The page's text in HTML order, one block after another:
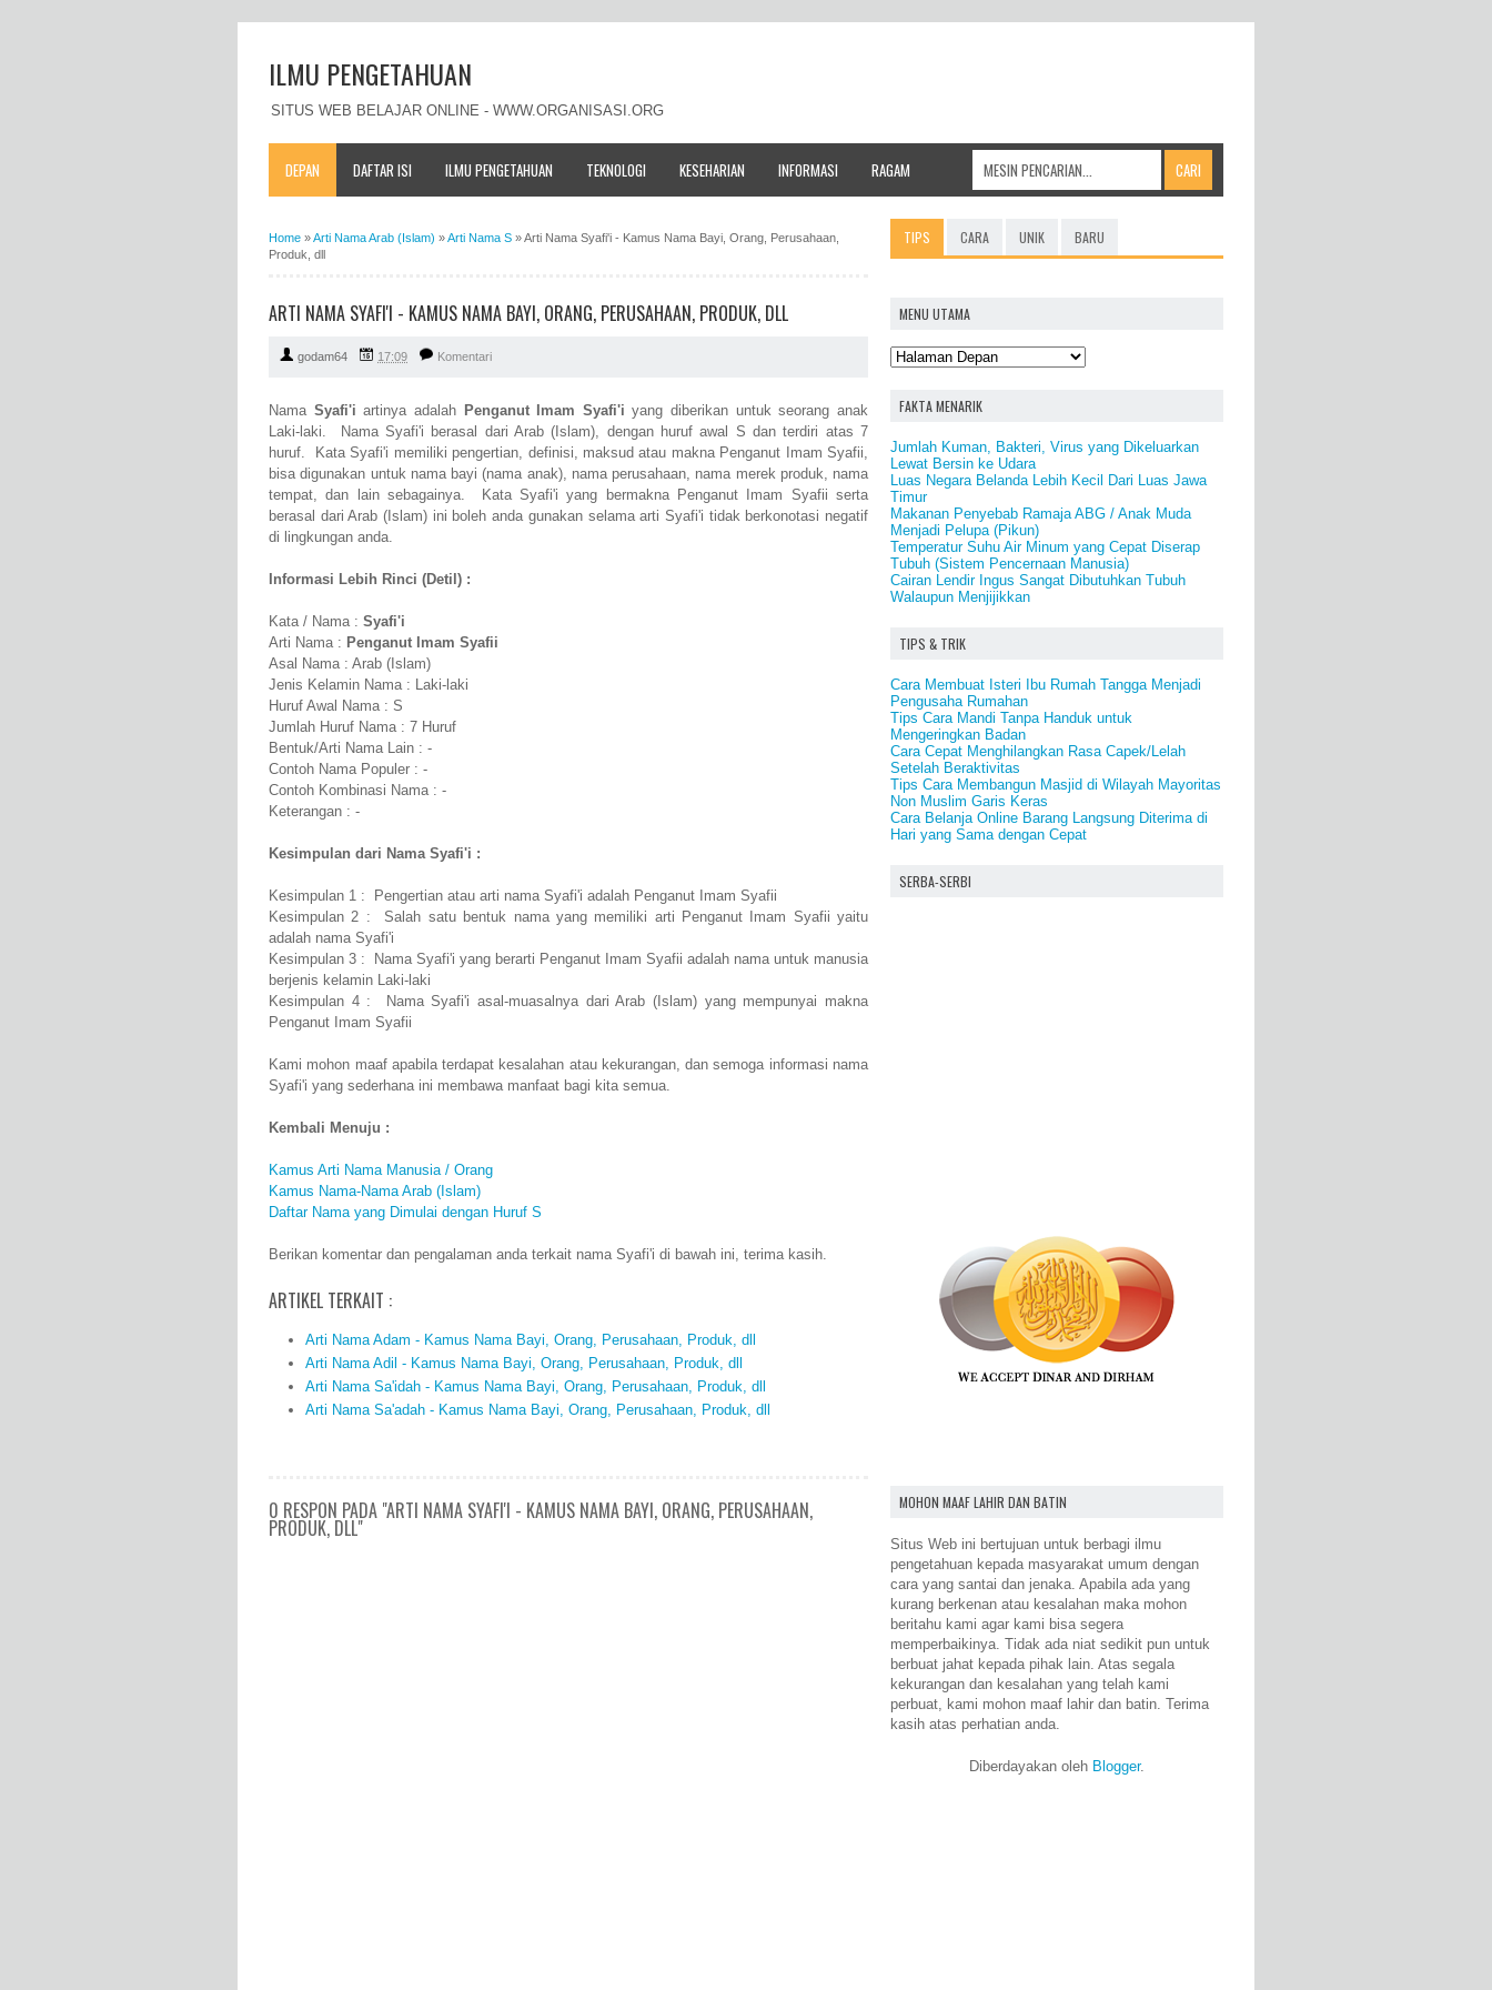
ILMU PENGETAHUAN
SITUS WEB BELAJAR ONLINE - WWW.ORGANISASI.ORG
DEPAN DAFTAR ISI ILMU PENGETAHUAN TEKNOLOGI KESEHARIAN INFORMASI RAGAM
Home »Arti Nama Arab (Islam) »Arti Nama S »Arti Nama Syafi'i - Kamus Nama Bayi, Orang, Perusahaan,
Produk, dll
ARTI NAMA SYAFI'I - KAMUS NAMA BAYI, ORANG, PERUSAHAAN, PRODUK, DLL
godam64 17:09 Komentari
Nama Syafi'i artinya adalah Penganut Imam Syafi'i yang diberikan untuk seorang anak
Laki-laki. Nama Syafi'i berasal dari Arab (Islam), dengan huruf awal S dan terdiri atas 7
huruf. Kata Syafi'i memiliki pengertian, definisi, maksud atau makna Penganut Imam Syafii,
bisa digunakan untuk nama bayi (nama anak), nama perusahaan, nama merek produk, nama
tempat, dan lain sebagainya. Kata Syafi'i yang bermakna Penganut Imam Syafii serta
berasal dari Arab (Islam) ini boleh anda gunakan selama arti Syafi'i tidak berkonotasi negatif
di lingkungan anda.
Informasi Lebih Rinci (Detil) :
Kata / Nama : Syafi'i
Arti Nama : Penganut Imam Syafii
Asal Nama : Arab (Islam)
Jenis Kelamin Nama : Laki-laki
Huruf Awal Nama : S
Jumlah Huruf Nama : 7 Huruf
Bentuk/Arti Nama Lain : -
Contoh Nama Populer : -
Contoh Kombinasi Nama : -
Keterangan : -
Kesimpulan dari Nama Syafi'i :
Kesimpulan 1 : Pengertian atau arti nama Syafi'i adalah Penganut Imam Syafii
Kesimpulan 2 : Salah satu bentuk nama yang memiliki arti Penganut Imam Syafii yaitu
adalah nama Syafi'i
Kesimpulan 3 : Nama Syafi'i yang berarti Penganut Imam Syafii adalah nama untuk manusia
berjenis kelamin Laki-laki
Kesimpulan 4 : Nama Syafi'i asal-muasalnya dari Arab (Islam) yang mempunyai makna
Penganut Imam Syafii
Kami mohon maaf apabila terdapat kesalahan atau kekurangan, dan semoga informasi nama
Syafi'i yang sederhana ini membawa manfaat bagi kita semua.
Kembali Menuju :
Kamus Arti Nama Manusia / Orang
Kamus Nama-Nama Arab (Islam)
Daftar Nama yang Dimulai dengan Huruf S
Berikan komentar dan pengalaman anda terkait nama Syafi'i di bawah ini, terima kasih.
ARTIKEL TERKAIT :
Arti Nama Adam - Kamus Nama Bayi, Orang, Perusahaan, Produk, dll
Arti Nama Adil - Kamus Nama Bayi, Orang, Perusahaan, Produk, dll
Arti Nama Sa'idah - Kamus Nama Bayi, Orang, Perusahaan, Produk, dll
Arti Nama Sa'adah - Kamus Nama Bayi, Orang, Perusahaan, Produk, dll
0 RESPON PADA "ARTI NAMA SYAFI'I - KAMUS NAMA BAYI, ORANG, PERUSAHAAN,
PRODUK, DLL"
TIPS CARA UNIK BARU
MENU UTAMA
FAKTA MENARIK
Jumlah Kuman, Bakteri, Virus yang Dikeluarkan
Lewat Bersin ke Udara
Luas Negara Belanda Lebih Kecil Dari Luas Jawa
Timur
Makanan Penyebab Ramaja ABG / Anak Muda
Menjadi Pelupa (Pikun)
Temperatur Suhu Air Minum yang Cepat Diserap
Tubuh (Sistem Pencernaan Manusia)
Cairan Lendir Ingus Sangat Dibutuhkan Tubuh
Walaupun Menjijikkan
TIPS & TRIK
Cara Membuat Isteri Ibu Rumah Tangga Menjadi
Pengusaha Rumahan
Tips Cara Mandi Tanpa Handuk untuk
Mengeringkan Badan
Cara Cepat Menghilangkan Rasa Capek/Lelah
Setelah Beraktivitas
Tips Cara Membangun Masjid di Wilayah Mayoritas
Non Muslim Garis Keras
Cara Belanja Online Barang Langsung Diterima di
Hari yang Sama dengan Cepat
SERBA-SERBI
MOHON MAAF LAHIR DAN BATIN
Situs Web ini bertujuan untuk berbagi ilmu
pengetahuan kepada masyarakat umum dengan
cara yang santai dan jenaka. Apabila ada yang
kurang berkenan atau kesalahan maka mohon
beritahu kami agar kami bisa segera
memperbaikinya. Tidak ada niat sedikit pun untuk
berbuat jahat kepada pihak lain. Atas segala
kekurangan dan kesalahan yang telah kami
perbuat, kami mohon maaf lahir dan batin. Terima
kasih atas perhatian anda.
Diberdayakan oleh Blogger.